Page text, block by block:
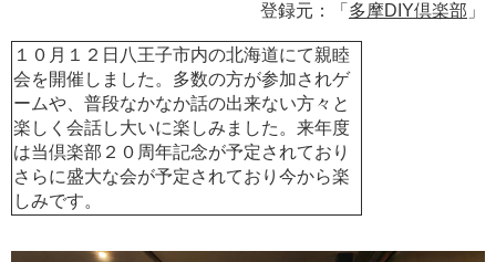
登録元：「 多摩DIY倶楽部 」
１０月１２日八王子市内の北海道にて親睦
会を開催しました。多数の方が参加されゲ
ームや、普段なかなか話の出来ない方々と
楽しく会話し大いに楽しみました。来年度
は当倶楽部２０周年記念が予定されており
さらに盛大な会が予定されており今から楽
しみです。